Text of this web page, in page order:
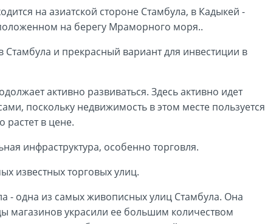
на азиатской стороне Стамбула, в Кадыкей -
на берегу Мраморного моря..
и прекрасный вариант для инвестиции в
активно развиваться. Здесь активно идет
поскольку недвижимость в этом месте пользуется
в цене.
инфраструктура, особенно торговля.
известных торговых улиц.
- одна из самых живописных улиц Стамбула. Она
магазинов украсили ее большим количеством